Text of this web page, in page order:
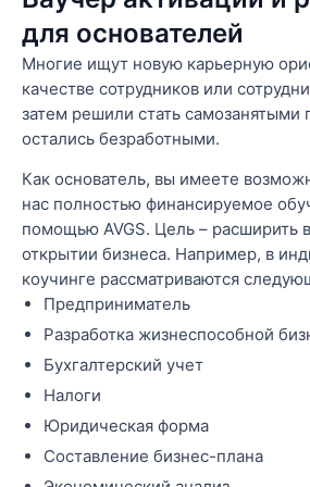
для основателей
Многие ищут новую карьерную
качестве сотрудников или
затем решили стать самозанятыми
остались безработными.
Как основатель, вы имеете
нас полностью финансируемое
помощью AVGS. Цель – расширить
открытии бизнеса. Например, в
коучинге рассматриваются
Предприниматель
Разработка жизнеспособной
Бухгалтерский учет
Налоги
Юридическая форма
Составление бизнес-плана